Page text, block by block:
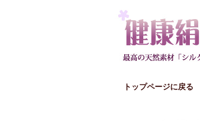
トップページに戻る